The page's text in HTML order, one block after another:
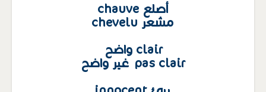
أصلع chauve
مشعر chevelu
clair واضح
pas clair غير واضح